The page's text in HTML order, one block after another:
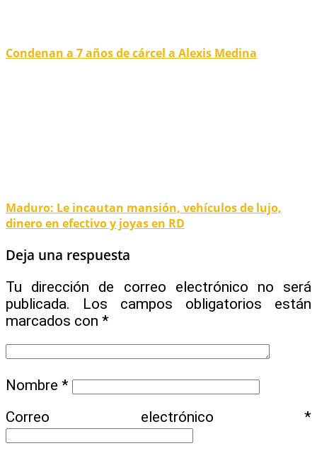
Condenan a 7 años de cárcel a Alexis Medina
Maduro: Le incautan mansión, vehículos de lujo,
dinero en efectivo y joyas en RD
Deja una respuesta
Tu dirección de correo electrónico no será
publicada.
Los campos obligatorios están
marcados con *
Nombre *
Correo electrónico *